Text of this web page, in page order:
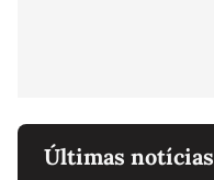
Últimas notícias